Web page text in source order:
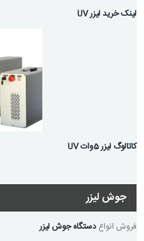
لینک خرید لیزر UV
کاتالوگ لیزر 5وات UV
جوش لیزر
فروش انواع دستگاه جوش لیزر